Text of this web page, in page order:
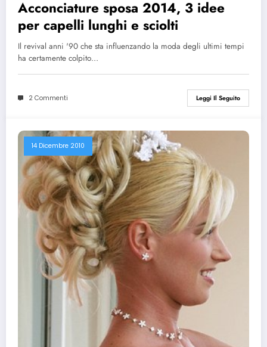
Acconciature sposa 2014, 3 idee
per capelli lunghi e sciolti
Il revival anni '90 che sta influenzando la moda degli ultimi tempi
ha certamente colpito…
2 Commenti Leggi Il Seguito
14 Dicembre 2010